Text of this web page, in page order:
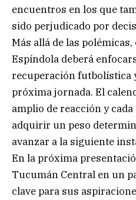
encuentros en los que
sido perjudicado por
Más allá de las
Espíndola deberá
recuperación futbolística
próxima jornada. El
amplio de reacción y
adquirir un peso
avanzar a la siguiente
En la próxima
Tucumán Central en un
clave para sus